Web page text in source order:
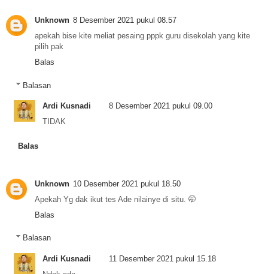
Unknown 8 Desember 2021 pukul 08.57
apekah bise kite meliat pesaing pppk guru disekolah yang kite
pilih pak
Balas
Balasan
Ardi Kusnadi
8 Desember 2021 pukul 09.00
TIDAK
Balas
Unknown 10 Desember 2021 pukul 18.50
Apekah Yg dak ikut tes Ade nilainye di situ. 🤭
Balas
Balasan
Ardi Kusnadi
11 Desember 2021 pukul 15.18